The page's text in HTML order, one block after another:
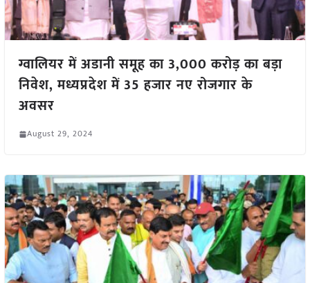
ग्वालियर में अडानी समूह का 3,000 करोड़ का बड़ा
निवेश, मध्यप्रदेश में 35 हजार नए रोजगार के
अवसर
August 29, 2024